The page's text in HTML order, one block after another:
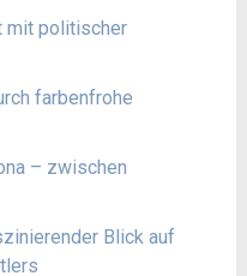
mit politischer
farbenfrohe
– zwischen
Blick auf